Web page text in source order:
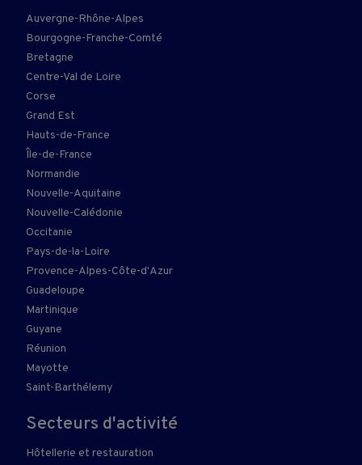
Auvergne-Rhône-Alpes
Bourgogne-Franche-Comté
Bretagne
Centre-Val de Loire
Corse
Grand Est
Hauts-de-France
Île-de-France
Normandie
Nouvelle-Aquitaine
Nouvelle-Calédonie
Occitanie
Pays-de-la-Loire
Provence-Alpes-Côte-d'Azur
Guadeloupe
Martinique
Guyane
Réunion
Mayotte
Saint-Barthélemy
Secteurs d'activité
Hôtellerie et restauration